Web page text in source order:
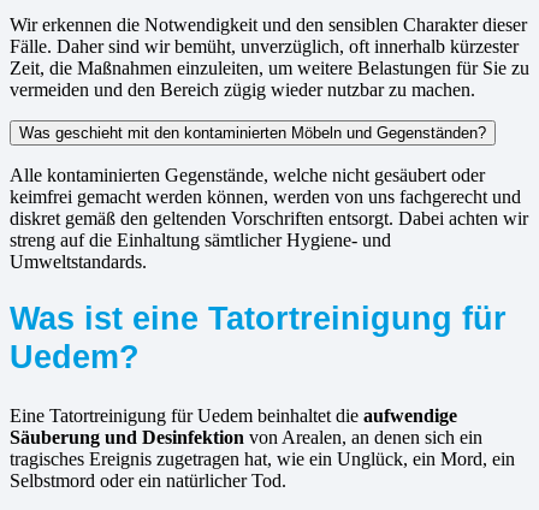
Wir erkennen die Notwendigkeit und den sensiblen Charakter dieser
Fälle. Daher sind wir bemüht, unverzüglich, oft innerhalb kürzester
Zeit, die Maßnahmen einzuleiten, um weitere Belastungen für Sie zu
vermeiden und den Bereich zügig wieder nutzbar zu machen.
Was geschieht mit den kontaminierten Möbeln und Gegenständen?
Alle kontaminierten Gegenstände, welche nicht gesäubert oder
keimfrei gemacht werden können, werden von uns fachgerecht und
diskret gemäß den geltenden Vorschriften entsorgt. Dabei achten wir
streng auf die Einhaltung sämtlicher Hygiene- und
Umweltstandards.
Was ist eine Tatortreinigung für
Uedem?
Eine Tatortreinigung für Uedem beinhaltet die aufwendige
Säuberung und Desinfektion von Arealen, an denen sich ein
tragisches Ereignis zugetragen hat, wie ein Unglück, ein Mord, ein
Selbstmord oder ein natürlicher Tod.